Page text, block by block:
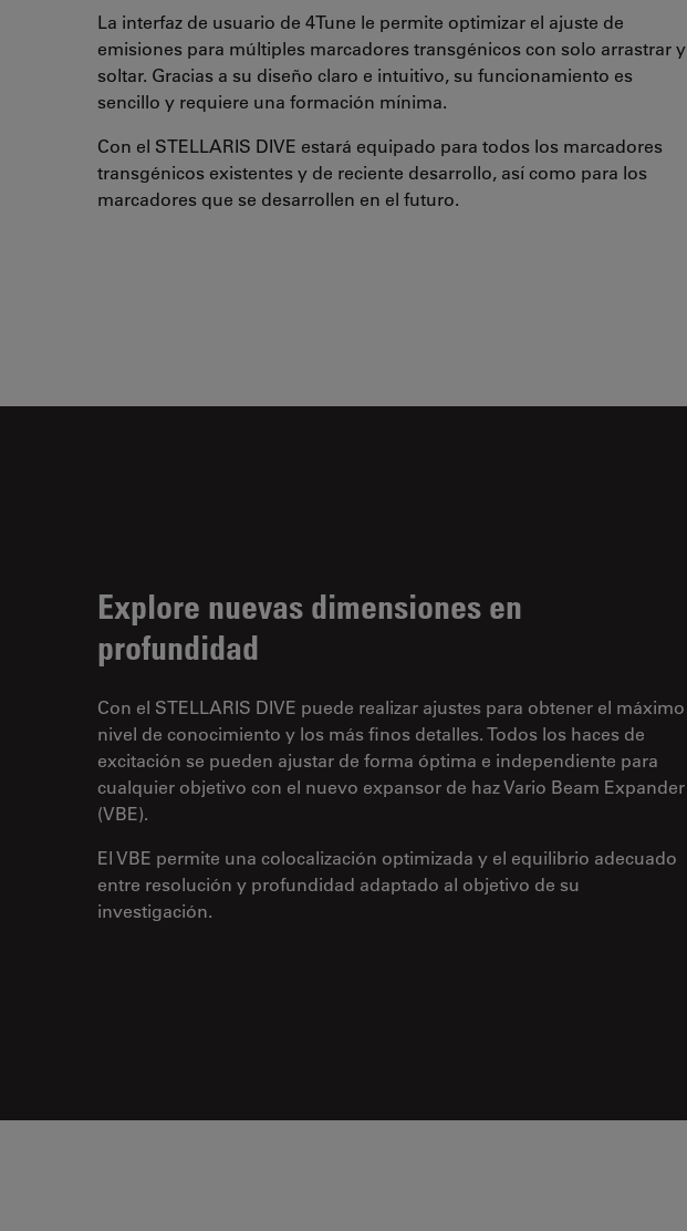
La interfaz de usuario de 4Tune le permite optimizar el ajuste de
emisiones para múltiples marcadores transgénicos con solo arrastrar y
soltar. Gracias a su diseño claro e intuitivo, su funcionamiento es
sencillo y requiere una formación mínima.
Con el STELLARIS DIVE estará equipado para todos los marcadores
transgénicos existentes y de reciente desarrollo, así como para los
marcadores que se desarrollen en el futuro.
Explore nuevas dimensiones en
profundidad
Con el STELLARIS DIVE puede realizar ajustes para obtener el máximo
nivel de conocimiento y los más finos detalles. Todos los haces de
excitación se pueden ajustar de forma óptima e independiente para
cualquier objetivo con el nuevo expansor de haz Vario Beam Expander
(VBE).
El VBE permite una colocalización optimizada y el equilibrio adecuado
entre resolución y profundidad adaptado al objetivo de su
investigación.